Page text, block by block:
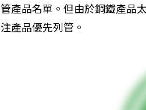
管產品名單。但由於鋼鐵產品
注產品優先列管。